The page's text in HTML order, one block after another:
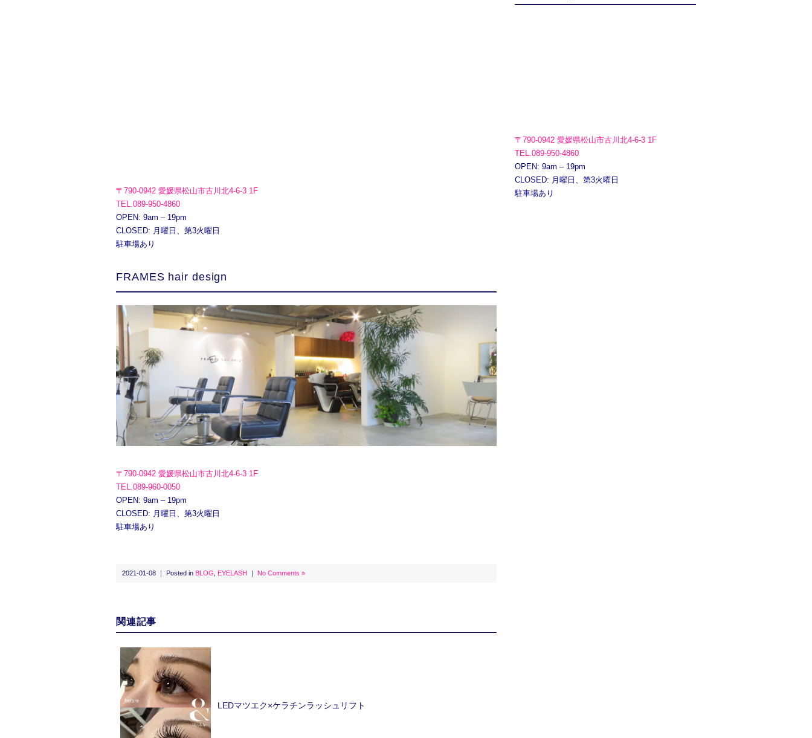
〒790-0942 愛媛県松山市古川北4-6-3 1F
TEL.089-950-4860
OPEN: 9am – 19pm
CLOSED: 月曜日、第3火曜日
駐車場あり
FRAMES hair design
〒790-0942 愛媛県松山市古川北4-6-3 1F
TEL.089-960-0050
OPEN: 9am – 19pm
CLOSED: 月曜日、第3火曜日
駐車場あり
2021-01-08 ｜ Posted in BLOG EYELASH ｜ No Comments »
関連記事
LEDマツエク×ケラチンラッシュリフト
〒790-0942 愛媛県松山市古川北4-6-3 1F
TEL.089-950-4860
OPEN: 9am – 19pm
CLOSED: 月曜日、第3火曜日
駐車場あり